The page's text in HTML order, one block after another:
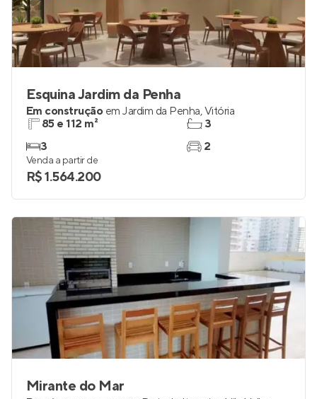
Esquina Jardim da Penha
Em construção em Jardim da Penha,Vitória
85 e 112 m²
3
3
2
Venda a partir de
R$ 1.564.200
Mirante do Mar